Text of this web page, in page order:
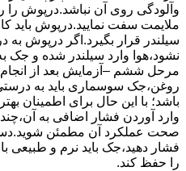
وآلودگی روی آن نباشد.درپوش را
ملایمت سفت نمایید.درپوش
سیلندر قرار بگیرد.اگر درپوش
نشود،هوا وارد سیلندر شده و جک
مرحل ششم –آزمایش بعد از
روغن،جک سوسماری باید به
باشد؛ با این حال برای اطمینان
وارد آوردن فشار اضافی به
صحت عملکرد آن مطمئن
فشار دهید،جک باید نرم و طبیعی
را حفظ کند.